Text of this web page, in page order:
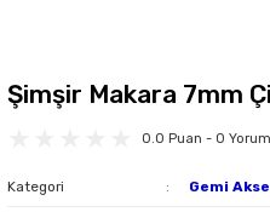
Şimşir Makara 7mm
0.0 Puan - 0 Yorum
Kategori Gemi